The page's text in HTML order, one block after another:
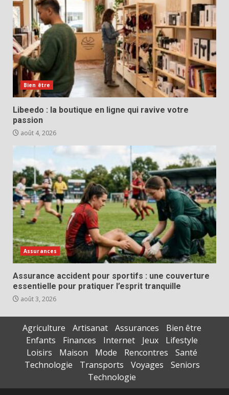
Bien être
Libeedo : la boutique en ligne qui ravive votre
passion
août 4, 2026
Assurances
Assurance accident pour sportifs : une couverture
essentielle pour pratiquer l’esprit tranquille
août 3, 2026
Agriculture Artisanat Assurances
Bien être
Enfants
Finances Internet Jeux
Lifestyle
Loisirs
Maison Mode Rencontres
Santé
Technologie
Transports Voyages
Seniors
Technologie